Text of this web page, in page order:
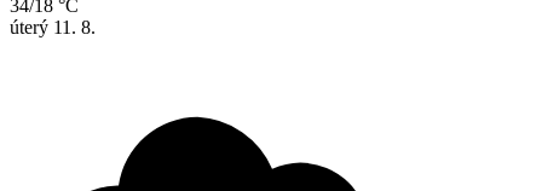
34/18 °C
úterý 11. 8.